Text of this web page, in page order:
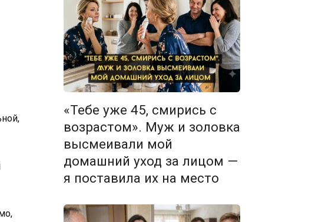
«Тебе уже 45, смирись с
возрастом». Муж и золовка
высмеивали мой
домашний уход за лицом —
я поставила их на место